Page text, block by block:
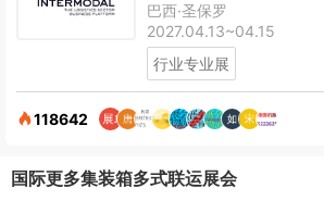
巴西·圣保罗
2027.04.13~04.15
行业专业展
118642
国际更多集装箱多式联运展会